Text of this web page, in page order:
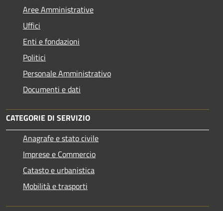
Aree Amministrative
Uffici
Enti e fondazioni
Politici
Personale Amministrativo
Documenti e dati
CATEGORIE DI SERVIZIO
Anagrafe e stato civile
Imprese e Commercio
Catasto e urbanistica
Mobilità e trasporti